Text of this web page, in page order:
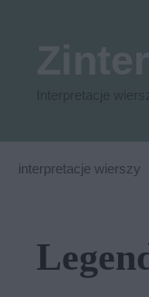
interpretacje wierszy